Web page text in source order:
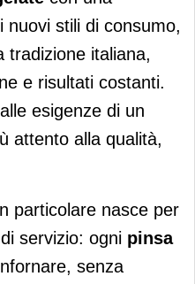
stili di consumo,
tradizione italiana,
e risultati costanti.
esigenze di un
attento alla qualità,
particolare nasce per
servizio: ogni pinsa
senza